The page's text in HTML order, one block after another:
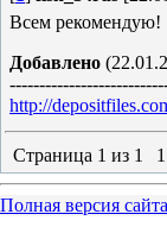
Всем рекомендую!
Добавлено
http://
Страница 1 из 1 1
Полная версия сайта